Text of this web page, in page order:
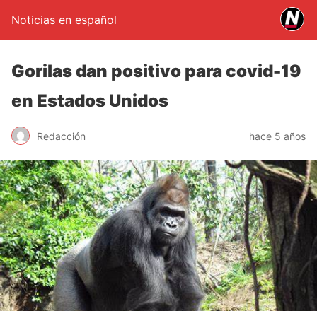
Noticias en español
Gorilas dan positivo para covid-19
en Estados Unidos
Redacción hace 5 años